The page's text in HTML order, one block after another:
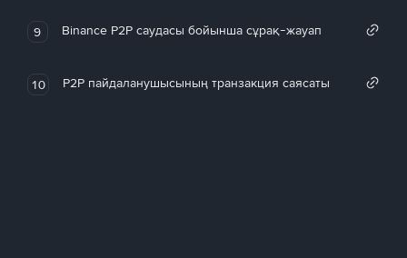
9 Binance P2P саудасы бойынша сұрақ-жауап
10 P2P пайдаланушысының транзакция саясаты